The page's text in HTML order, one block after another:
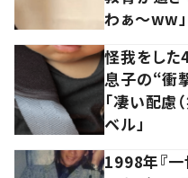
わぁ～ww」
怪我をした
息子の“衝
「凄い配慮
ベル」
1998年『一